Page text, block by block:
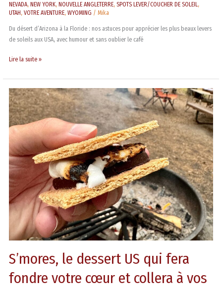
NEVADA, NEW YORK, NOUVELLE ANGLETERRE,SPOTS LEVER/COUCHER DE SOLEIL,
UTAH ,VOTRE AVENTURE,WYOMING /Mika
Du désert d’Arizona à la Floride : nos astuces pour apprécier les plus beaux levers
de soleils aux USA, avec humour et sans oublier le café
Lire la suite »
S’mores, le dessert US qui fera
fondre votre cœur et collera à vos
S’mores,
le
dessert
US
qui
fera
fondre
votre
cœur
et
collera
à
doigts